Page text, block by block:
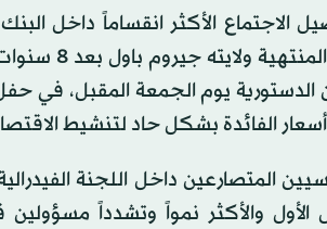
الاجتماع الأكثر انقساماً داخل
ويمثل في الوقت ذاته
يوم الجمعة المقبل، في
الفائدة بشكل حاد لتنشيط
المتصارعين داخل اللجنة
والأكثر نمواً وتشدداً